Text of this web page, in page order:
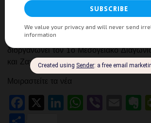
Ιστορία του Ελληνικού Τουρισμού
This entry is μέρος 77 από 105 in the
του Ελληνικού ΤουρισμούΗ Λέσχη
διοργανώνει τον 1ο Μεσογειακό
και Ζαχαροπλαστικής 17 – 19
Μοιραστείτε τα νέα
Facebook
X LinkedInViber